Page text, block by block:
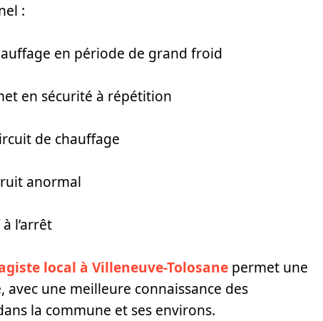
:
en période de grand froid
en sécurité à répétition
de chauffage
anormal
l’arrêt
local à Villeneuve-Tolosane permet une
une meilleure connaissance des
la commune et ses environs.